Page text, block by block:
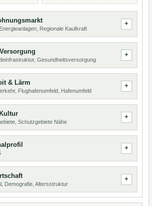
Regionale Kaufkraft
Gesundheitsversorgung
& Lärm
Flughafenumfeld, Hafenumfeld
Schutzgebiete Nähe
Demografie, Altersstruktur